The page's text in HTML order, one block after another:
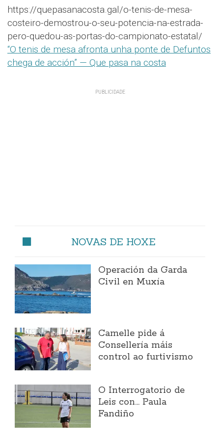
https://quepasanacosta.gal/o-tenis-de-mesa-
costeiro-demostrou-o-seu-potencia-na-estrada-
pero-quedou-as-portas-do-campionato-estatal/
“O tenis de mesa afronta unha ponte de Defuntos
chega de acción” — Que pasa na costa
NOVAS DE HOXE
Operación da Garda
Civil en Muxía
Camelle pide á
Consellería máis
control ao furtivismo
O Interrogatorio de
Leis con... Paula
Fandiño